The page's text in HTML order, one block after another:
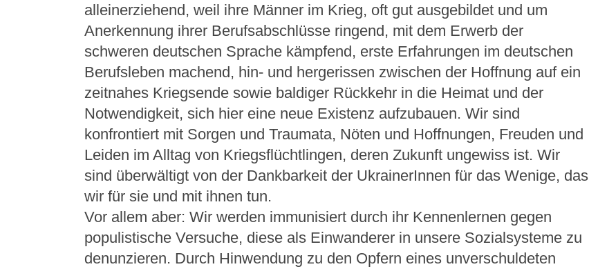
alleinerziehend, weil ihre Männer im Krieg, oft gut ausgebildet und um
Anerkennung ihrer Berufsabschlüsse ringend, mit dem Erwerb der
schweren deutschen Sprache kämpfend, erste Erfahrungen im deutschen
Berufsleben machend, hin- und hergerissen zwischen der Hoffnung auf ein
zeitnahes Kriegsende sowie baldiger Rückkehr in die Heimat und der
Notwendigkeit, sich hier eine neue Existenz aufzubauen. Wir sind
konfrontiert mit Sorgen und Traumata, Nöten und Hoffnungen, Freuden und
Leiden im Alltag von Kriegsflüchtlingen, deren Zukunft ungewiss ist. Wir
sind überwältigt von der Dankbarkeit der UkrainerInnen für das Wenige, das
wir für sie und mit ihnen tun.
Vor allem aber: Wir werden immunisiert durch ihr Kennenlernen gegen
populistische Versuche, diese als Einwanderer in unsere Sozialsysteme zu
denunzieren. Durch Hinwendung zu den Opfern eines unverschuldeten